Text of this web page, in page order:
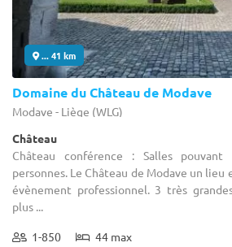
... 41 km
Domaine du Château de Modave
Modave - Liège (WLG)
Château
Château conférence : Salles
personnes. Le Château de Modave un
évènement professionnel. 3 très
plus ...
1-850 44 max